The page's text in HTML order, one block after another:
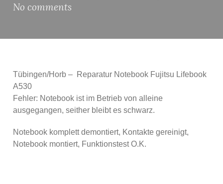
No comments
Tübingen/Horb – Reparatur Notebook Fujitsu Lifebook
A530
Fehler: Notebook ist im Betrieb von alleine
ausgegangen, seither bleibt es schwarz.
Notebook komplett demontiert, Kontakte gereinigt,
Notebook montiert, Funktionstest O.K.